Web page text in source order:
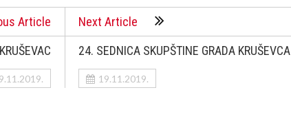
Article
Next Article
24. SEDNICA SKUPŠTINE GRADA KRUŠEVCA
19.11.2019.